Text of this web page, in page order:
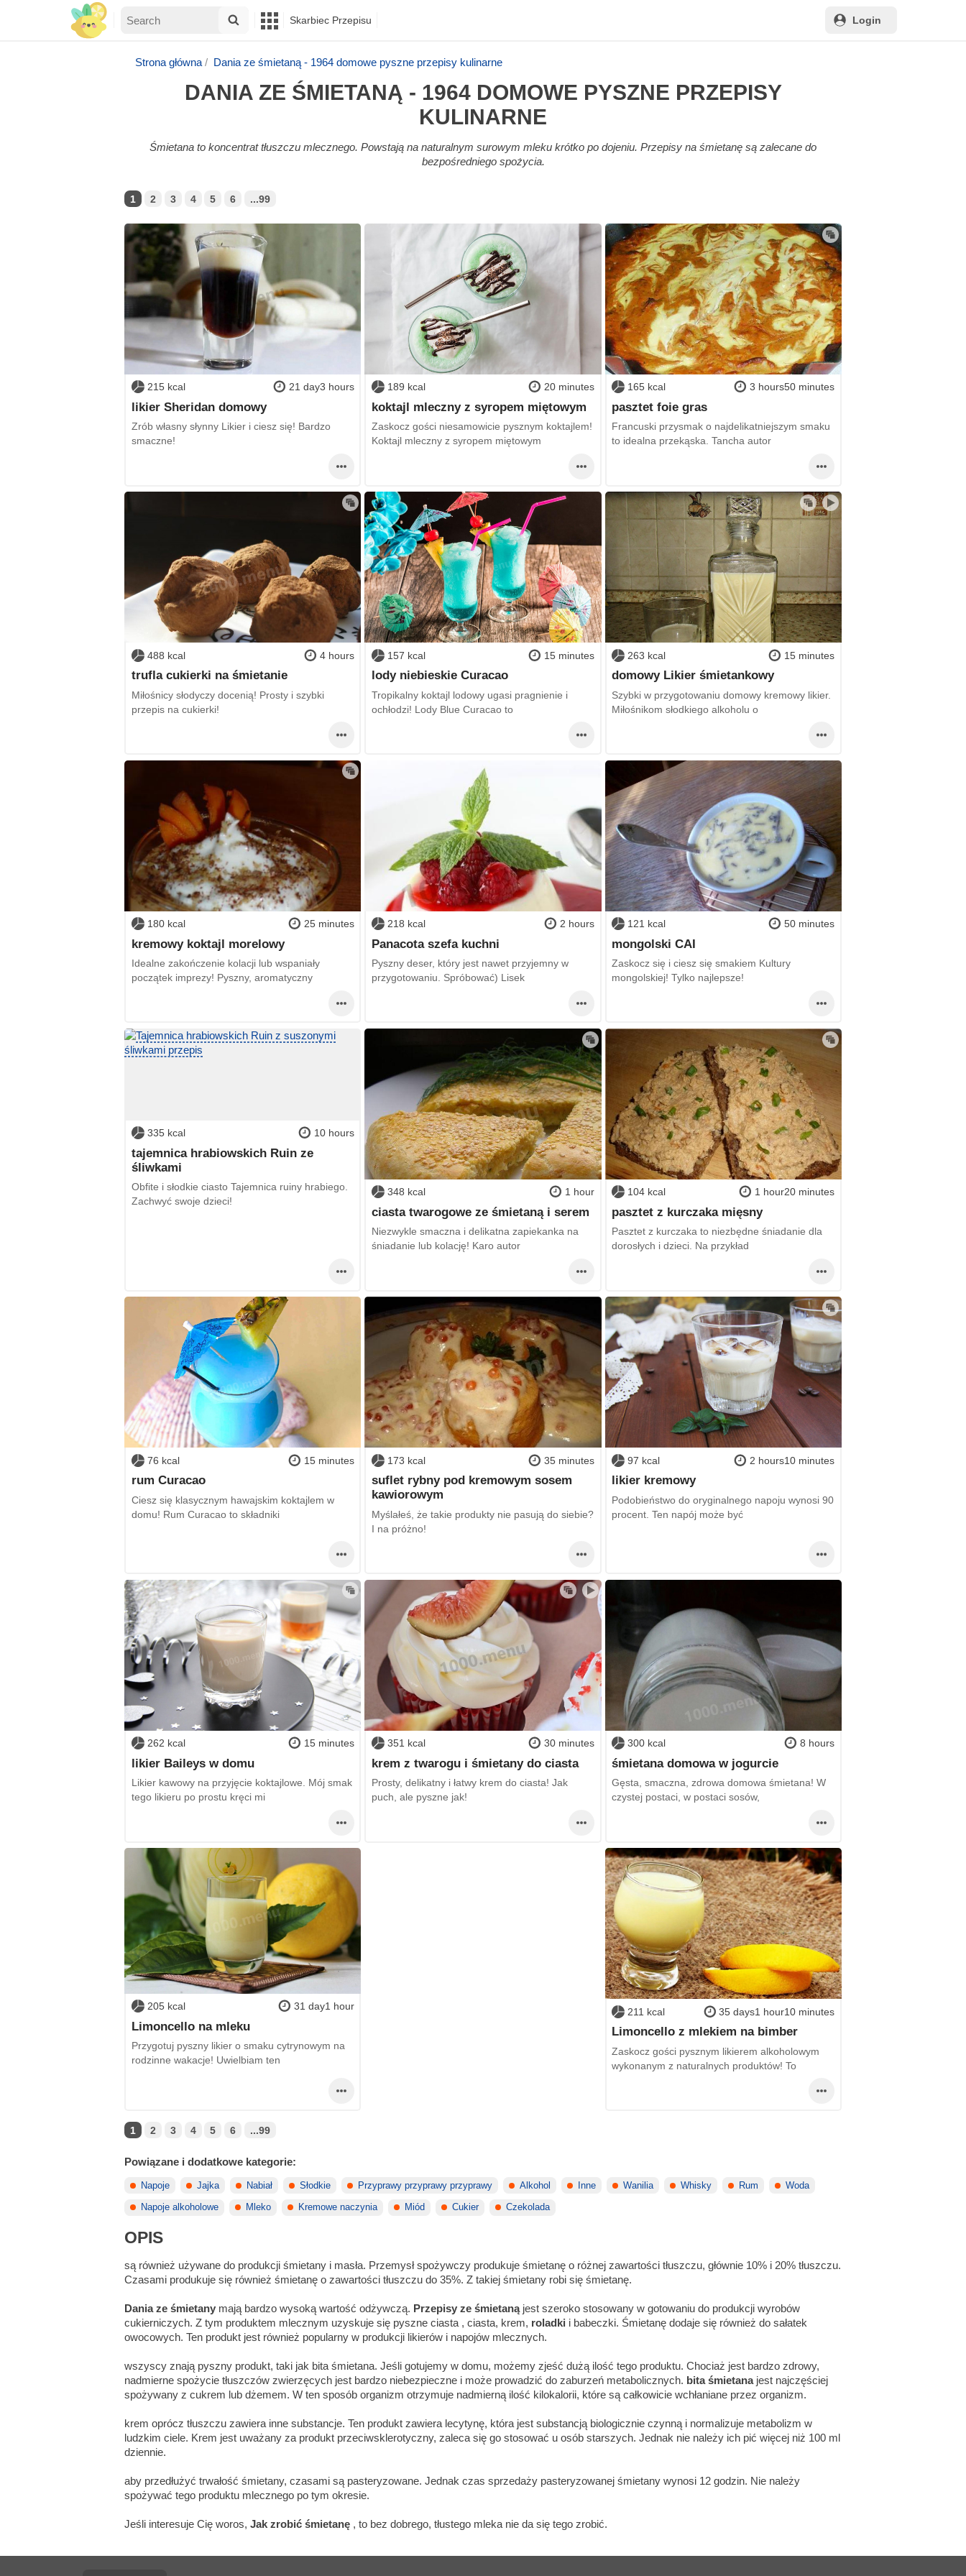
Skarbiec Przepisu Login
Strona główna Dania ze śmietaną - 1964 domowe pyszne przepisy kulinarne
DANIA ZE ŚMIETANĄ - 1964 DOMOWE PYSZNE PRZEPISY
KULINARNE
Śmietana to koncentrat tłuszczu mlecznego. Powstają na naturalnym surowym mleku krótko po dojeniu. Przepisy na śmietanę są zalecane do
bezpośredniego spożycia.
1 2 3 4 5 6 ...99
215 kcal 21 day3 hours
likier Sheridan domowy
Zrób własny słynny Likier i ciesz się! Bardzo
smaczne!
189 kcal 20 minutes
koktajl mleczny z syropem miętowym
Zaskocz gości niesamowicie pysznym koktajlem!
Koktajl mleczny z syropem miętowym
165 kcal 3 hours50 minutes
pasztet foie gras
Francuski przysmak o najdelikatniejszym smaku
to idealna przekąska. Tancha autor
488 kcal 4 hours
trufla cukierki na śmietanie
Miłośnicy słodyczy docenią! Prosty i szybki
przepis na cukierki!
157 kcal 15 minutes
lody niebieskie Curacao
Tropikalny koktajl lodowy ugasi pragnienie i
ochłodzi! Lody Blue Curacao to
263 kcal 15 minutes
domowy Likier śmietankowy
Szybki w przygotowaniu domowy kremowy likier.
Miłośnikom słodkiego alkoholu o
180 kcal 25 minutes
kremowy koktajl morelowy
Idealne zakończenie kolacji lub wspaniały
początek imprezy! Pyszny, aromatyczny
218 kcal 2 hours
Panacota szefa kuchni
Pyszny deser, który jest nawet przyjemny w
przygotowaniu. Spróbować) Lisek
121 kcal 50 minutes
mongolski CAI
Zaskocz się i ciesz się smakiem Kultury
mongolskiej! Tylko najlepsze!
335 kcal 10 hours
tajemnica hrabiowskich Ruin ze
śliwkami
Obfite i słodkie ciasto Tajemnica ruiny hrabiego.
Zachwyć swoje dzieci!
348 kcal 1 hour
ciasta twarogowe ze śmietaną i serem
Niezwykle smaczna i delikatna zapiekanka na
śniadanie lub kolację! Karo autor
104 kcal 1 hour20 minutes
pasztet z kurczaka mięsny
Pasztet z kurczaka to niezbędne śniadanie dla
dorosłych i dzieci. Na przykład
76 kcal 15 minutes
rum Curacao
Ciesz się klasycznym hawajskim koktajlem w
domu! Rum Curacao to składniki
173 kcal 35 minutes
suflet rybny pod kremowym sosem
kawiorowym
Myślałeś, że takie produkty nie pasują do siebie?
I na próżno!
97 kcal 2 hours10 minutes
likier kremowy
Podobieństwo do oryginalnego napoju wynosi 90
procent. Ten napój może być
262 kcal 15 minutes
likier Baileys w domu
Likier kawowy na przyjęcie koktajlowe. Mój smak
tego likieru po prostu kręci mi
351 kcal 30 minutes
krem z twarogu i śmietany do ciasta
Prosty, delikatny i łatwy krem do ciasta! Jak
puch, ale pyszne jak!
300 kcal 8 hours
śmietana domowa w jogurcie
Gęsta, smaczna, zdrowa domowa śmietana! W
czystej postaci, w postaci sosów,
205 kcal 31 day1 hour
Limoncello na mleku
Przygotuj pyszny likier o smaku cytrynowym na
rodzinne wakacje! Uwielbiam ten
211 kcal 35 days1 hour10 minutes
Limoncello z mlekiem na bimber
Zaskocz gości pysznym likierem alkoholowym
wykonanym z naturalnych produktów! To
1 2 3 4 5 6 ...99
Powiązane i dodatkowe kategorie:
Napoje Jajka Nabiał Słodkie Przyprawy przyprawy przyprawy Alkohol Inne Wanilia Whisky Rum Woda
Napoje alkoholowe Mleko Kremowe naczynia Miód Cukier Czekolada
OPIS
są również używane do produkcji śmietany i masła. Przemysł spożywczy produkuje śmietanę o różnej zawartości tłuszczu, głównie 10% i 20% tłuszczu.
Czasami produkuje się również śmietanę o zawartości tłuszczu do 35%. Z takiej śmietany robi się śmietanę.
Dania ze śmietany mają bardzo wysoką wartość odżywczą. Przepisy ze śmietaną jest szeroko stosowany w gotowaniu do produkcji wyrobów
cukierniczych. Z tym produktem mlecznym uzyskuje się pyszne ciasta , ciasta, krem, roladki i babeczki. Śmietanę dodaje się również do sałatek
owocowych. Ten produkt jest również popularny w produkcji likierów i napojów mlecznych.
wszyscy znają pyszny produkt, taki jak bita śmietana. Jeśli gotujemy w domu, możemy zjeść dużą ilość tego produktu. Chociaż jest bardzo zdrowy,
nadmierne spożycie tłuszczów zwierzęcych jest bardzo niebezpieczne i może prowadzić do zaburzeń metabolicznych. bita śmietana jest najczęściej
spożywany z cukrem lub dżemem. W ten sposób organizm otrzymuje nadmierną ilość kilokalorii, które są całkowicie wchłaniane przez organizm.
krem oprócz tłuszczu zawiera inne substancje. Ten produkt zawiera lecytynę, która jest substancją biologicznie czynną i normalizuje metabolizm w
ludzkim ciele. Krem jest uważany za produkt przeciwsklerotyczny, zaleca się go stosować u osób starszych. Jednak nie należy ich pić więcej niż 100 ml
dziennie.
aby przedłużyć trwałość śmietany, czasami są pasteryzowane. Jednak czas sprzedaży pasteryzowanej śmietany wynosi 12 godzin. Nie należy
spożywać tego produktu mlecznego po tym okresie.
Jeśli interesuje Cię woros,Jak zrobić śmietanę , to bez dobrego, tłustego mleka nie da się tego zrobić.